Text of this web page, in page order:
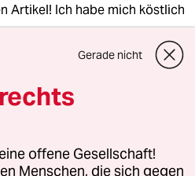
Artikel! Ich habe mich köstlich
der Kommentare offenbart
Spießbürgerlichkeit unserer
oder zynisch schreiben?
als Bundeskanzlerkandidat
Mittelfinger in eine
dass es sich hierbei um
Gerade nicht
offene Gesellschaft!
Menschen, die sich gegen